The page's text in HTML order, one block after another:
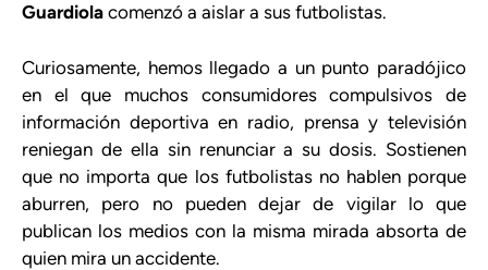
Guardiola comenzó a aislar a sus futbolistas.
Curiosamente, hemos llegado a un punto paradójico
en el que muchos consumidores compulsivos de
información deportiva en radio, prensa y televisión
reniegan de ella sin renunciar a su dosis. Sostienen
que no importa que los futbolistas no hablen porque
aburren, pero no pueden dejar de vigilar lo que
publican los medios con la misma mirada absorta de
quien mira un accidente.